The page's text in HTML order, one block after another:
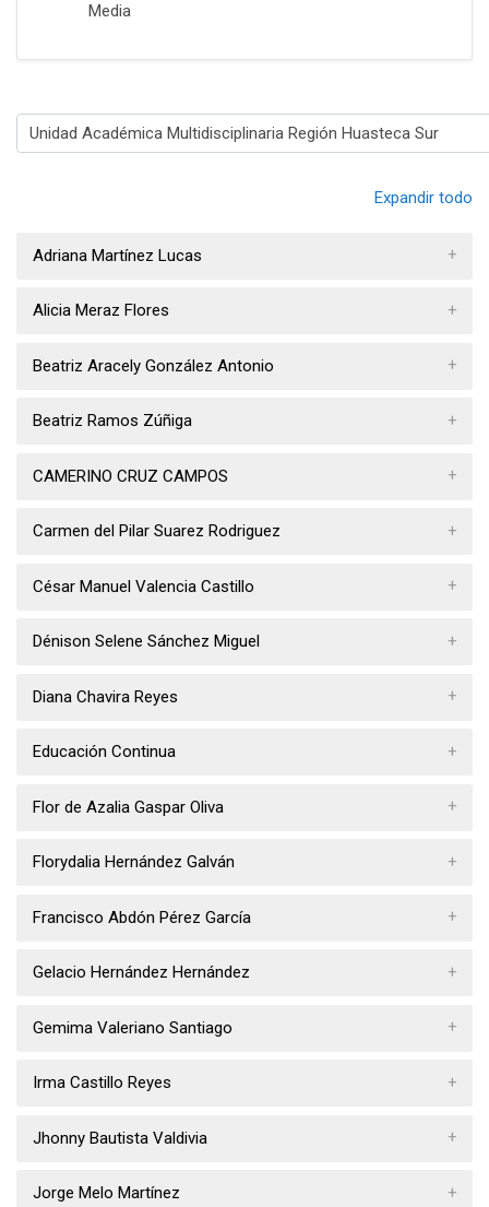
Categorías
Expandir todo
Adriana Martínez Lucas
Alicia Meraz Flores
Beatriz Aracely González Antonio
Beatriz Ramos Zúñiga
CAMERINO CRUZ CAMPOS
Carmen del Pilar Suarez Rodriguez
César Manuel Valencia Castillo
Dénison Selene Sánchez Miguel
Diana Chavira Reyes
Educación Continua
Flor de Azalia Gaspar Oliva
Florydalia Hernández Galván
Francisco Abdón Pérez García
Gelacio Hernández Hernández
Gemima Valeriano Santiago
Irma Castillo Reyes
Jhonny Bautista Valdivia
Jorge Melo Martínez
Media